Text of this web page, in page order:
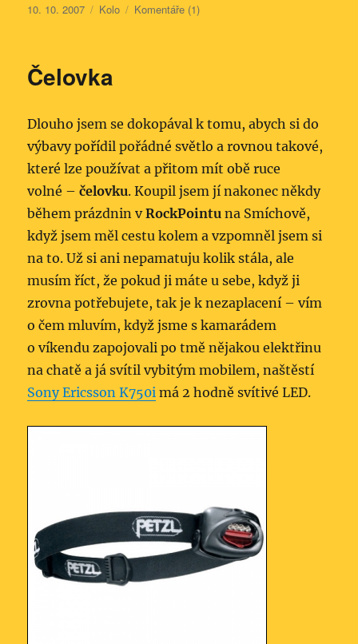
Publikováno:
10. 10. 2007 Rubriky:
Kolo Komentáře (1)
Čelovka
Dlouho jsem se dokopával k tomu, abych si do
výbavy pořídil pořádné světlo a rovnou takové,
které lze používat a přitom mít obě ruce
volné –čelovku. Koupil jsem jí nakonec někdy
během prázdnin vRockPointu na Smíchově,
když jsem měl cestu kolem a vzpomněl jsem si
na to. Už si ani nepamatuju kolik stála, ale
musím říct, že pokud ji máte u sebe, když ji
zrovna potřebujete, tak je k nezaplacení – vím
o čem mluvím, když jsme s kamarádem
o víkendu zapojovali po tmě nějakou elektřinu
na chatě a já svítil vybitým mobilem, naštěstí
Sony Ericsson K750i má 2 hodně svítivé LED.